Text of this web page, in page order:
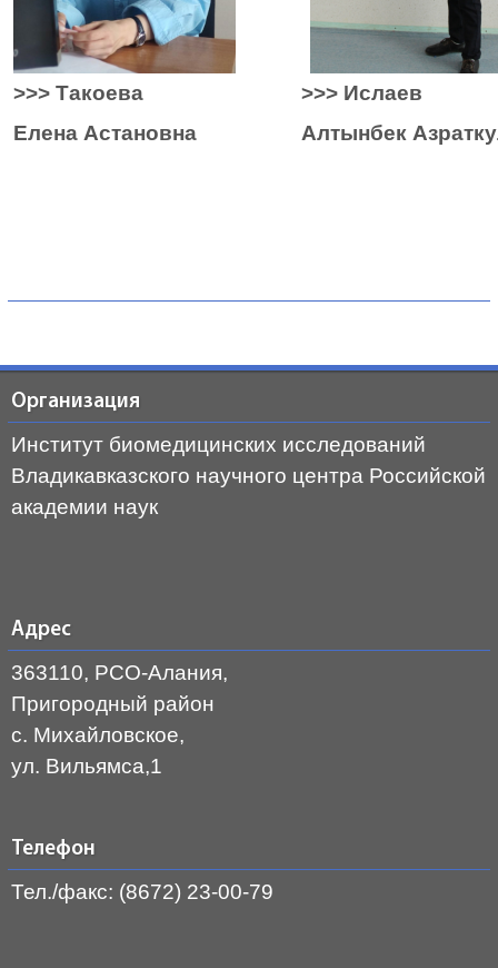
>>> Такоева
Елена Астановна
>>> Ислаев
Алтынбек
Организация
Институт биомедицинских исследований
Владикавказского научного центра Российской
академии наук
Адрес
363110, РСО-Алания,
Пригородный район
с. Михайловское,
ул. Вильямса,1
Телефон
Тел./факс: (8672) 23-00-79